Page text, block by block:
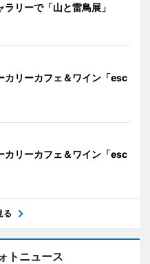
リーで「山と雷鳥展」
カリーカフェ＆ワイン「esc
カリーカフェ＆ワイン「esc
る
トニュース